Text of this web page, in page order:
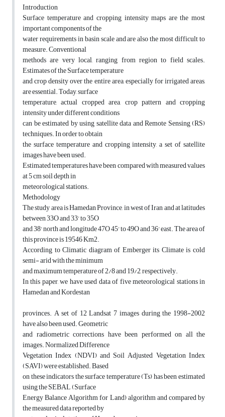
Introduction
Surface temperature and cropping intensity maps are the most
important components of the
water requirements in basin scale and are also the most difficult to
measure. Conventional
methods are very local, ranging from region to field scales.
Estimates of the Surface temperature
and crop density over the entire area, especially for irrigated areas,
are essential. Today, surface
temperature, actual cropped area, crop pattern and cropping
intensity under different conditions
can be estimated by using satellite data and Remote Sensing (RS)
techniques. In order to obtain
the surface temperature and cropping intensity, a set of satellite
images have been used.
Estimated temperatures have been compared with measured values
at 5 cm soil depth in
meteorological stations.
Methodology
The study area is Hamedan Province, in west of Iran and at latitudes
between 33O and 33' to 35O
and 38' north and longitude 47O 45' to 49O and 36' east. The area of
this province is 19546 Km2.
According to Climatic diagram of Emberger its Climate is cold
semi- arid with the minimum
and maximum temperature of 2/8 and 19/2, respectively.
In this paper, we have used data of five meteorological stations in
Hamedan and Kordestan
provinces. A set of 12 Landsat 7 images during the 1998-2002
have also been used. Geometric
and radiometric corrections have been performed on all the
images. Normalized Difference
Vegetation Index (NDVI) and Soil Adjusted Vegetation Index
(SAVI) were established. Based
on these indicators the surface temperature (Ts) has been estimated
using the SEBAL (Surface
Energy Balance Algorithm for Land) algorithm and compared by
the measured data reported by